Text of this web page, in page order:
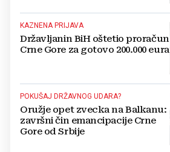
KAZNENA PRIJAVA
Državljanin BiH oštetio proračun
Crne Gore za gotovo 200.000 eura
POKUŠAJ DRŽAVNOG UDARA?
Oružje opet zvecka na Balkanu:
završni čin emancipacije Crne
Gore od Srbije